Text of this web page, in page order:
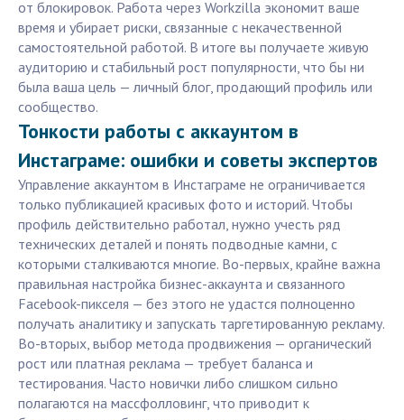
от блокировок. Работа через Workzilla экономит ваше
время и убирает риски, связанные с некачественной
самостоятельной работой. В итоге вы получаете живую
аудиторию и стабильный рост популярности, что бы ни
была ваша цель — личный блог, продающий профиль или
сообщество.
Тонкости работы с аккаунтом в
Инстаграме: ошибки и советы экспертов
Управление аккаунтом в Инстаграме не ограничивается
только публикацией красивых фото и историй. Чтобы
профиль действительно работал, нужно учесть ряд
технических деталей и понять подводные камни, с
которыми сталкиваются многие. Во-первых, крайне важна
правильная настройка бизнес-аккаунта и связанного
Facebook-пикселя — без этого не удастся полноценно
получать аналитику и запускать таргетированную рекламу.
Во-вторых, выбор метода продвижения — органический
рост или платная реклама — требует баланса и
тестирования. Часто новички либо слишком сильно
полагаются на массфолловинг, что приводит к